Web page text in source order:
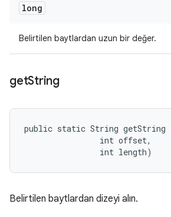
long
Belirtilen baytlardan uzun bir değer.
getString
public static String getString
                int offset,
                int length)
Belirtilen baytlardan dizeyi alın.